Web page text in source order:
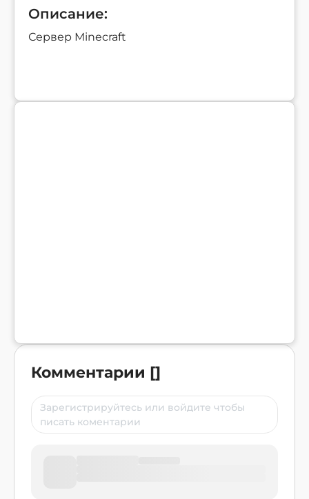
Описание:
Сервер Minecraft
Комментарии []